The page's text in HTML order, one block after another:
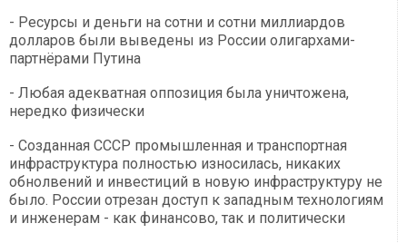
- Ресурсы и деньги на сотни и сотни миллиардов
долларов были выведены из России олигархами-
партнёрами Путина
- Любая адекватная оппозиция была уничтожена,
нередко физически
- Созданная СССР промышленная и транспортная
инфраструктура полностью износилась, никаких
обнолвений и инвестиций в новую инфраструктуру не
было. России отрезан доступ к западным технологиям
и инженерам - как финансово, так и политически